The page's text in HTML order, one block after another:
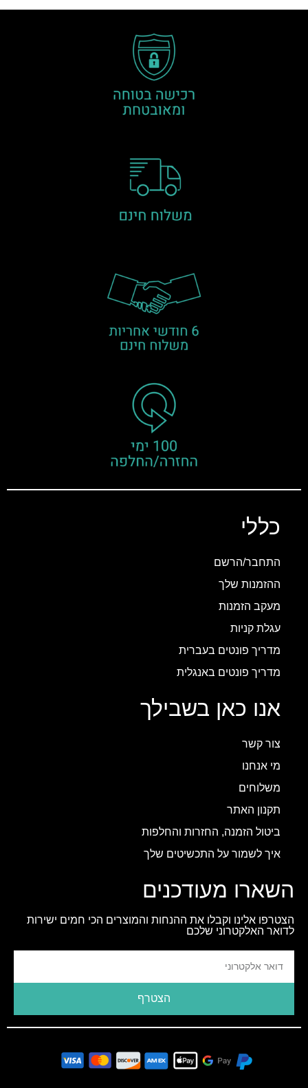
כללי
התחבר/הרשם
ההזמנות שלך
מעקב הזמנות
עגלת קניות
מדריך פונטים בעברית
מדריך פונטים באנגלית
אנו כאן בשבילך
צור קשר
מי אנחנו
משלוחים
תקנון האתר
ביטול הזמנה, החזרות והחלפות
איך לשמור על התכשיטים שלך
השארו מעודכנים
הצטרפו אלינו וקבלו את ההנחות והמוצרים הכי חמים ישירות
לדואר האלקטרוני שלכם
הצטרף